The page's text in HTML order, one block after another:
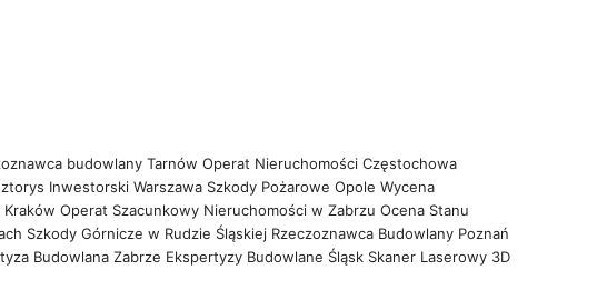
budowlany Tarnów Operat Nieruchomości Częstochowa
Inwestorski Warszawa Szkody Pożarowe OpoleWycena
Operat Szacunkowy Nieruchomości w ZabrzuOcena Stanu
Szkody Górnicze w Rudzie Śląskiej Rzeczoznawca Budowlany Poznań
Budowlana Zabrze Ekspertyzy Budowlane Śląsk Skaner Laserowy 3D